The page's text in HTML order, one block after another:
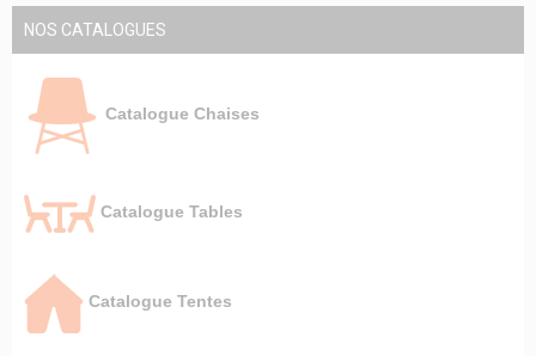
NOS CATALOGUES
Catalogue Chaises
Catalogue Tables
Catalogue Tentes